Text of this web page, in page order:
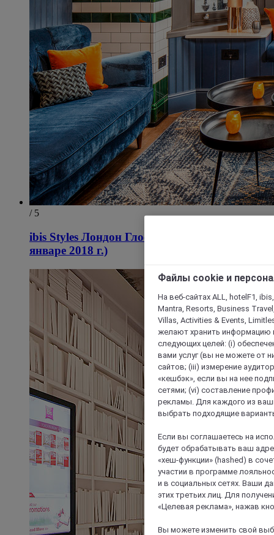
/ 5
ibis Styles Лондон Глостер-Роуд (открытие в
январе 2018 г.)
Файлы cookie и
На веб-сайтах ALL, hotelF1,
Mantra, Resorts, Business
Villas, Activities & Events,
желают хранить информацию
следующих целей: (i)
вами услуг (вы не можете от
сайтов; (iii) измерение
«кешбэк», если вы на нее
сетями; (vi) составление
рекламы. Для каждого из
выбрать подходящие
Если вы соглашаетесь на
будет обрабатывать ваш
«хеш-функции» (hashed) в
участии в программе
и в социальных сетях. Ваши
этих третьих лиц. Для
«Целевая реклама», нажав
Вы можете изменить свой